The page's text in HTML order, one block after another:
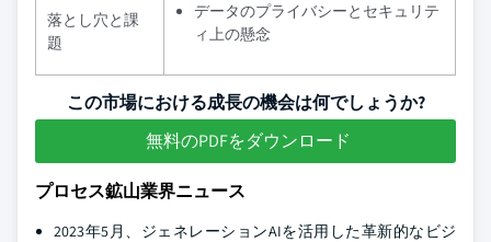
落とし穴と課
題
データのプライバシーとセキュリテ
ィ上の懸念
この市場における成長の機会は何でしょうか?
無料のPDFをダウンロード
プロセス鉱山業界ニュース
2023年5月、ジェネレーションAIを活用した革新的なビジ